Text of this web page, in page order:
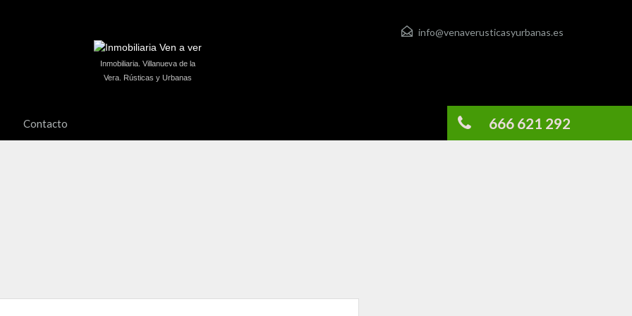
info@venaverusticasyurbanas.es
Inmobiliaria. Villanueva de la
Vera. Rústicas y Urbanas
Contacto 666 621 292